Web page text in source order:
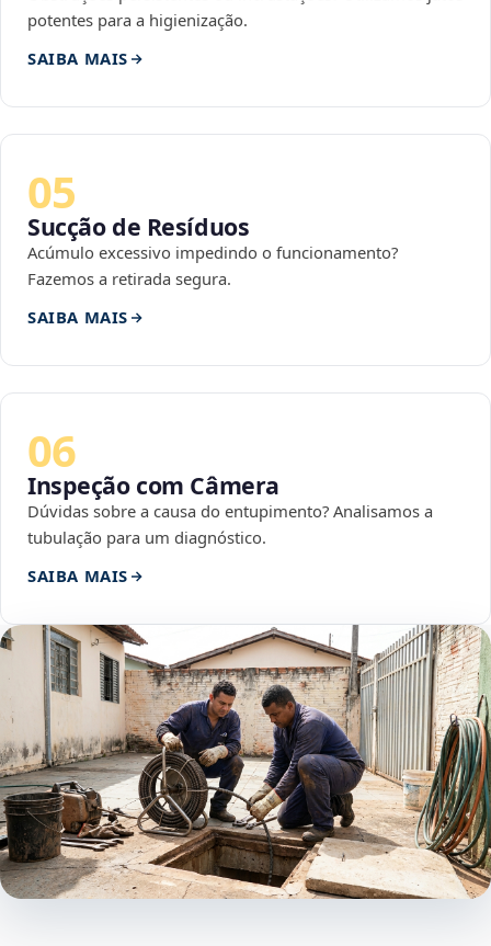
potentes para a higienização.
SAIBA MAIS
05
Sucção de Resíduos
Acúmulo excessivo impedindo o funcionamento?
Fazemos a retirada segura.
SAIBA MAIS
06
Inspeção com Câmera
Dúvidas sobre a causa do entupimento? Analisamos a
tubulação para um diagnóstico.
SAIBA MAIS